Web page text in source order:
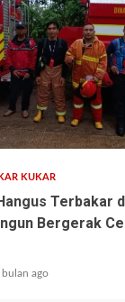
KUKAR
Terbakar
Bergerak
bulan ago